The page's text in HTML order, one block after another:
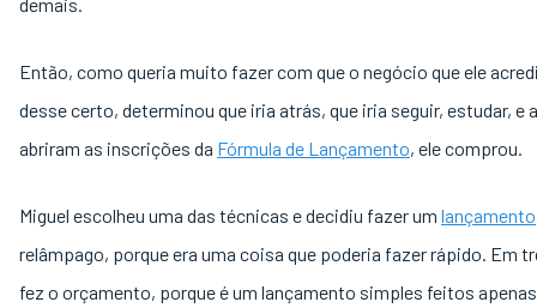
Então, como queria muito fazer com que o negócio que ele
desse certo, determinou que iria atrás, que iria seguir, estudar, e
abriram as inscrições da Fórmula de Lançamento, ele comprou.
Miguel escolheu uma das técnicas e decidiu fazer um lançamento
relâmpago, porque era uma coisa que poderia fazer rápido. Em
fez o orçamento, porque é um lançamento simples feitos